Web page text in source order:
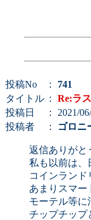
投稿No ： 741
タイトル ： Re:ラ
投稿日
： 2021/
投稿者
： ゴロニ
返信ありがと
私も以前は、
コインランド
あまりスマー
モーテル等に
チップチップ